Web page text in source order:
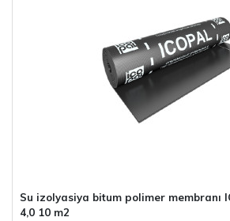
Su izolyasiya bitum polimer membranı ICOPAL Ultra N EPP
4,0 10 m2